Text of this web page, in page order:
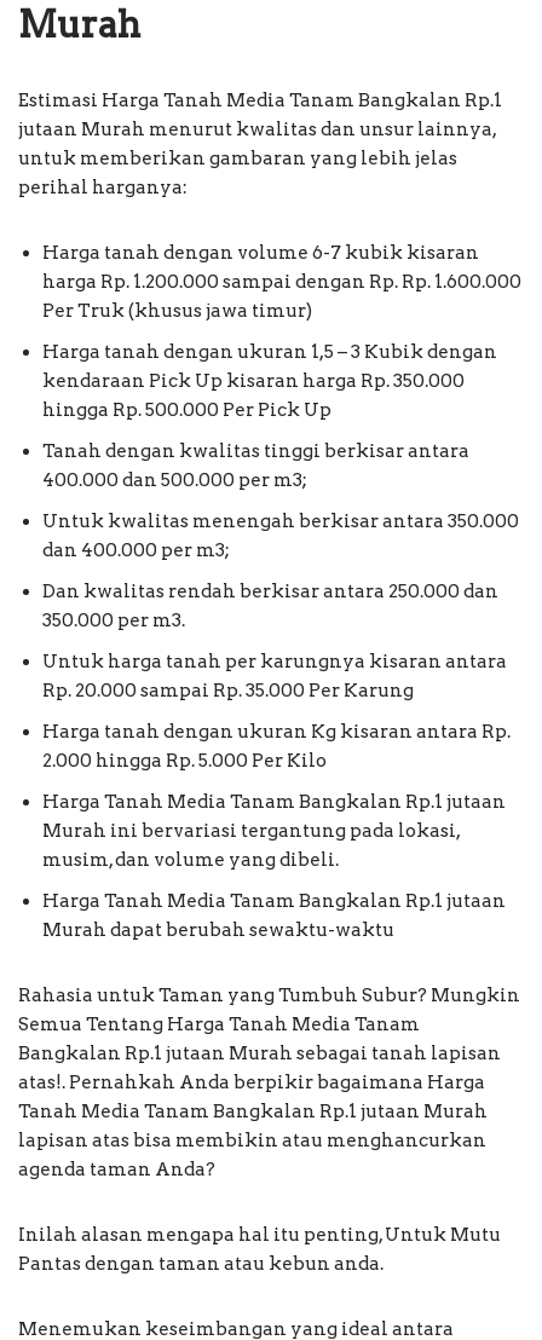
Murah
Estimasi Harga Tanah Media Tanam Bangkalan Rp.1
jutaan Murah menurut kwalitas dan unsur lainnya,
untuk memberikan gambaran yang lebih jelas
perihal harganya:
Harga tanah dengan volume 6-7 kubik kisaran
harga Rp. 1.200.000 sampai dengan Rp. Rp. 1.600.000
Per Truk (khusus jawa timur)
Harga tanah dengan ukuran 1,5 – 3 Kubik dengan
kendaraan Pick Up kisaran harga Rp. 350.000
hingga Rp. 500.000 Per Pick Up
Tanah dengan kwalitas tinggi berkisar antara
400.000 dan 500.000 per m3;
Untuk kwalitas menengah berkisar antara 350.000
dan 400.000 per m3;
Dan kwalitas rendah berkisar antara 250.000 dan
350.000 per m3.
Untuk harga tanah per karungnya kisaran antara
Rp. 20.000 sampai Rp. 35.000 Per Karung
Harga tanah dengan ukuran Kg kisaran antara Rp.
2.000 hingga Rp. 5.000 Per Kilo
Harga Tanah Media Tanam Bangkalan Rp.1 jutaan
Murah ini bervariasi tergantung pada lokasi,
musim, dan volume yang dibeli.
Harga Tanah Media Tanam Bangkalan Rp.1 jutaan
Murah dapat berubah sewaktu-waktu
Rahasia untuk Taman yang Tumbuh Subur? Mungkin
Semua Tentang Harga Tanah Media Tanam
Bangkalan Rp.1 jutaan Murah sebagai tanah lapisan
atas!. Pernahkah Anda berpikir bagaimana Harga
Tanah Media Tanam Bangkalan Rp.1 jutaan Murah
lapisan atas bisa membikin atau menghancurkan
agenda taman Anda?
Inilah alasan mengapa hal itu penting, Untuk Mutu
Pantas dengan taman atau kebun anda.
Menemukan keseimbangan yang ideal antara